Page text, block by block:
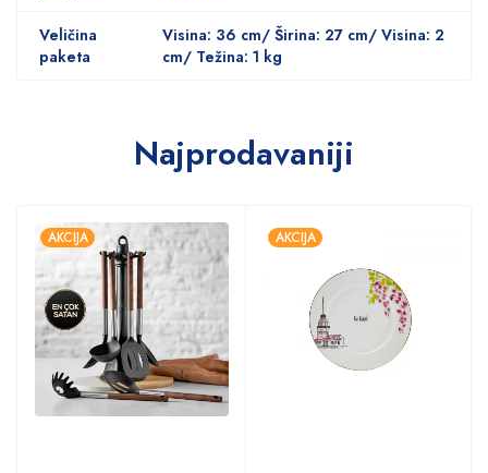
Veličina
paketa
Visina: 36 cm/ Širina: 27 cm/ Visina: 2
cm/ Težina: 1 kg
Najprodavaniji
AKCIJA AKCIJA